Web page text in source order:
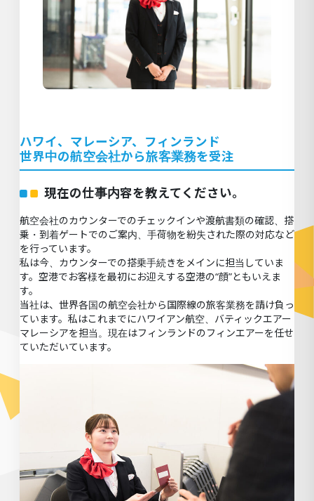
ハワイ、マレーシア、フィンランド
世界中の航空会社から旅客業務を受注
現在の仕事内容を教えてください。
航空会社のカウンターでのチェックインや渡航書類の確認、搭
乗・到着ゲートでのご案内、手荷物を紛失された際の対応など
を行っています。
私は今、カウンターでの搭乗手続きをメインに担当していま
す。空港でお客様を最初にお迎えする空港の“顔”ともいえま
す。
当社は、世界各国の航空会社から国際線の旅客業務を請け負っ
ています。私はこれまでにハワイアン航空、バティックエアー
マレーシアを担当。現在はフィンランドのフィンエアーを任せ
ていただいています。